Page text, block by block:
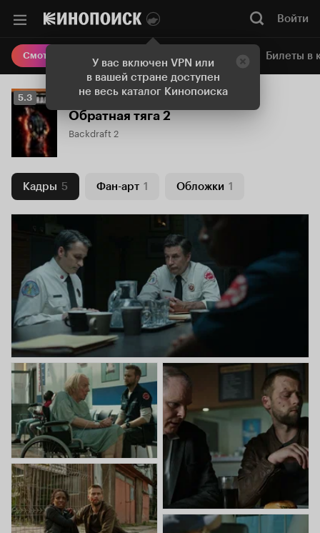
У вас включен VPN или
в вашей стране доступен
не весь каталог Кинопоиска
Войти
Смотреть кино Онлайн-кинотеатр Билеты в
Рейтинг
Кинопоиска
5.3
5.3
Обратная тяга 2
Backdraft 2
Кадры 5 Фан-арт 1 Обложки 1